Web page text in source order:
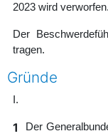
2023 wird verworfen.
Der
tragen.
Gründe
I.
1
Der